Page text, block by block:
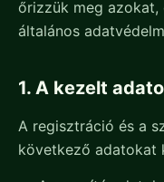
őrizzük meg azokat,
általános
1. A kezelt
A regisztráció és a
következő adatokat